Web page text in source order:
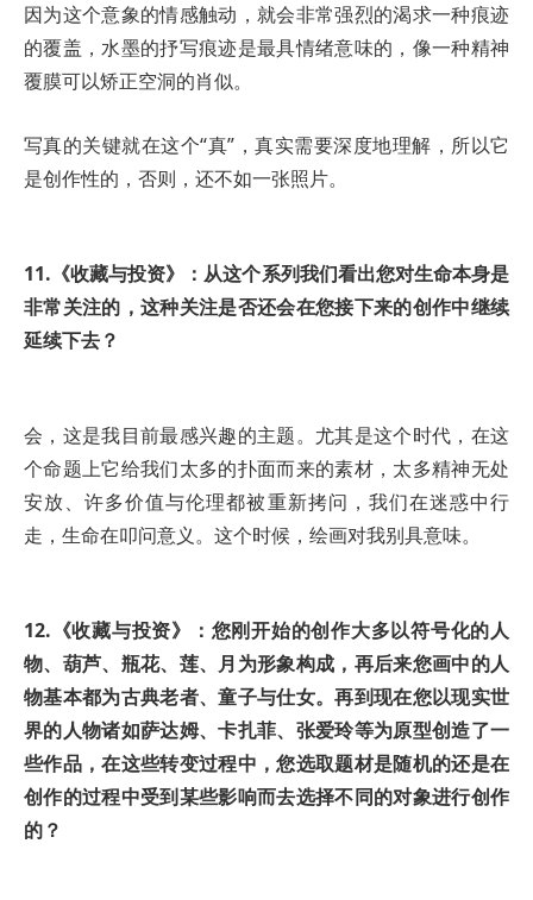
因为这个意象的情感触动，就会非常强烈的渴求一种痕迹
的覆盖，水墨的抒写痕迹是最具情绪意味的，像一种精神
覆膜可以矫正空洞的肖似。
写真的关键就在这个“真”，真实需要深度地理解，所以它
是创作性的，否则，还不如一张照片。
11.《收藏与投资》：从这个系列我们看出您对生命本身是
非常关注的，这种关注是否还会在您接下来的创作中继续
延续下去？
会，这是我目前最感兴趣的主题。尤其是这个时代，在这
个命题上它给我们太多的扑面而来的素材，太多精神无处
安放、许多价值与伦理都被重新拷问，我们在迷惑中行
走，生命在叩问意义。这个时候，绘画对我别具意味。
12.《收藏与投资》：您刚开始的创作大多以符号化的人
物、葫芦、瓶花、莲、月为形象构成，再后来您画中的人
物基本都为古典老者、童子与仕女。再到现在您以现实世
界的人物诸如萨达姆、卡扎菲、张爱玲等为原型创造了一
些作品，在这些转变过程中，您选取题材是随机的还是在
创作的过程中受到某些影响而去选择不同的对象进行创作
的？